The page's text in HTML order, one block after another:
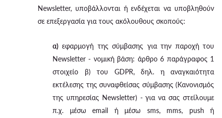
Newsletter, υποβάλλονται ή ενδέχεται να υποβληθούν
σε επεξεργασία για τους ακόλουθους σκοπούς:
α) εφαρμογή της σύμβασης για την παροχή του
Newsletter - νομική βάση: άρθρο 6 παράγραφος 1
στοιχείο β) του GDPR, δηλ. η αναγκαιότητα
εκτέλεσης της συναφθείσας σύμβασης (Κανονισμός
της υπηρεσίας Newsletter) - για να σας στείλουμε
π.χ. μέσω email ή μέσω sms, mms, push ή